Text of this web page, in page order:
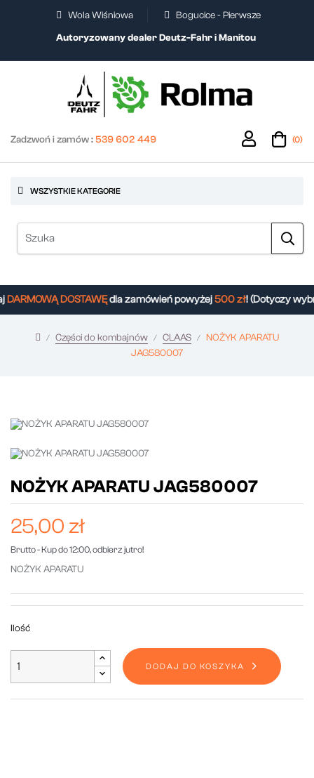
Wola Wiśniowa
Bogucice - Pierwsze
Autoryzowany dealer Deutz-Fahr i Manitou
Zadzwoń i zamów :539 602 449 (0)
WSZYSTKIE KATEGORIE
DARMOWĄ DOSTAWĘdla zamówień powyżej500 zł! (Dotyczy
Części do kombajnów CLAAS
NOŻYK APARATU
JAG580007
NOŻYK APARATU JAG580007
25,00 zł
Brutto- Kup do 12:00, odbierz jutro!
NOŻYK APARATU
Ilość
DODAJ DO KOSZYKA